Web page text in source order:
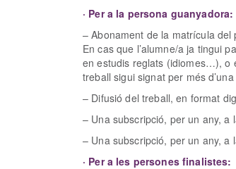
· Per a la persona guanyadora:
– Abonament de la matrícula del
En cas que l’alumne/a ja tingui
en estudis reglats (idiomes…), o
treball sigui signat per més
– Difusió del treball, en format
– Una subscripció, per un any, a
– Una subscripció, per un any,
· Per a les persones finalistes: